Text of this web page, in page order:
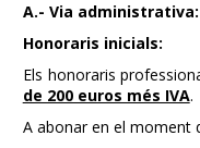
A.- Via administrativa:
Honoraris inicials:
Els honoraris
de 200 euros més IVA.
A abonar en el moment